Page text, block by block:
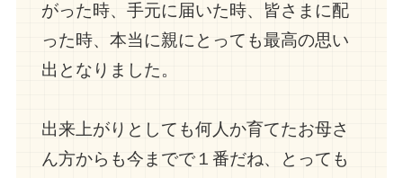
がった時、手元に届いた時、皆さまに配
った時、本当に親にとっても最高の思い
出となりました。
出来上がりとしても何人か育てたお母さ
ん方からも今までで１番だね、とっても